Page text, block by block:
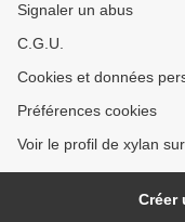
Signaler un abus
C.G.U.
Cookies et données
Préférences cookies
Voir le profil de xylan
Créer